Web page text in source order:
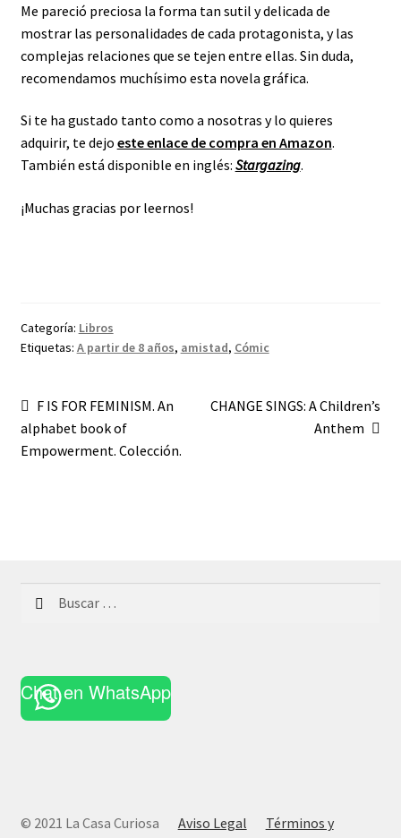
Me pareció preciosa la forma tan sutil y delicada de
mostrar las personalidades de cada protagonista, y las
complejas relaciones que se tejen entre ellas. Sin duda,
recomendamos muchísimo esta novela gráfica.
Si te ha gustado tanto como a nosotras y lo quieres
adquirir, te dejo este enlace de compra en Amazon.
También está disponible en inglés: Stargazing.
¡Muchas gracias por leernos!
Categoría: Libros
Etiquetas: A partir de 8 años, amistad, Cómic
Navegación
de
Anterior:
F IS FOR FEMINISM. An
alphabet book of
Empowerment. Colección.
Siguiente:
CHANGE SINGS: A Children’s
Anthem
Chat en WhatsApp
© 2021 La Casa Curiosa Aviso Legal
Términos y